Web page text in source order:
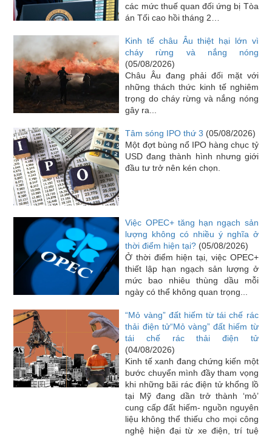
các mức thuế quan đối ứng bị Tòa
án Tối cao hồi tháng 2…
Kinh tế châu Âu thiệt hại lớn vì
cháy rừng và nắng nóng
(05/08/2026)
Châu Âu đang phải đối mặt với
những thách thức kinh tế nghiêm
trọng do cháy rừng và nắng nóng
gây ra...
Tâm sóng IPO thứ 3 (05/08/2026)
Một đợt bùng nổ IPO hàng chục tỷ
USD đang thành hình nhưng giới
đầu tư trở nên kén chọn.
Việc OPEC+ tăng hạn ngạch sản
lượng không có nhiều ý nghĩa ở
thời điểm hiện tại? (05/08/2026)
Ở thời điểm hiện tại, việc OPEC+
thiết lập hạn ngạch sản lượng ở
mức bao nhiêu thùng dầu mỗi
ngày có thể không quan trọng...
“Mỏ vàng” đất hiếm từ tái chế rác
thải điện tử“Mỏ vàng” đất hiếm từ
tái chế rác thải điện tử
(04/08/2026)
Kinh tế xanh đang chứng kiến một
bước chuyển mình đầy tham vọng
khi những bãi rác điện tử khổng lồ
tại Mỹ đang dần trở thành ‘mỏ’
cung cấp đất hiếm- nguồn nguyên
liệu không thể thiếu cho mọi công
nghệ hiện đại từ xe điện, trí tuệ